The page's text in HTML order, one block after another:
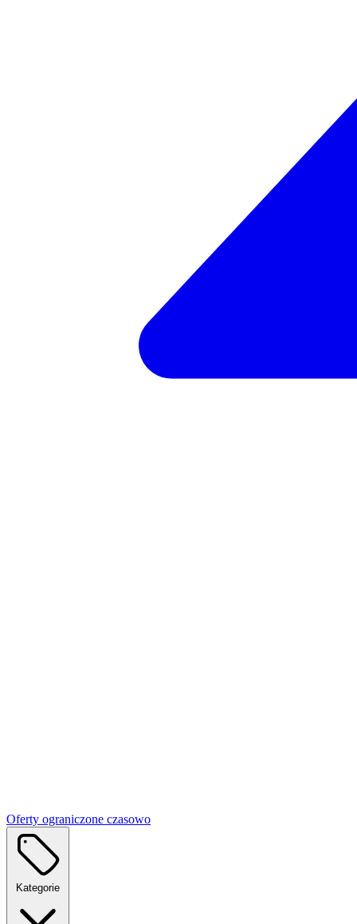
Oferty ograniczone czasowo
Kategorie